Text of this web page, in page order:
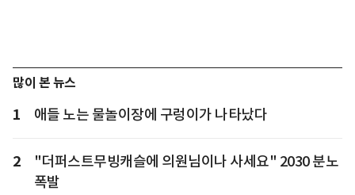
많이 본 뉴스
1 애들 노는 물놀이장에 구렁이가 나타났다
2
"더퍼스트무빙캐슬에 의원님이나 사세요" 2030 분노
폭발